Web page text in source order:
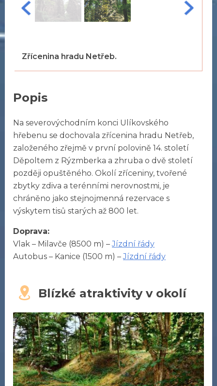
Zřícenina hradu Netřeb.
Popis
Na severovýchodním konci Ulíkovského
hřebenu se dochovala zřícenina hradu Netřeb,
založeného zřejmě v první polovině 14. století
Děpoltem z Rýzmberka a zhruba o dvě století
později opuštěného. Okolí zříceniny, tvořené
zbytky zdiva a terénními nerovnostmi, je
chráněno jako stejnojmenná rezervace s
výskytem tisů starých až 800 let.
Doprava:
Vlak – Milavče (8500 m) –Jízdní řády
Autobus – Kanice (1500 m) –Jízdní řády
Blízké atraktivity v okolí